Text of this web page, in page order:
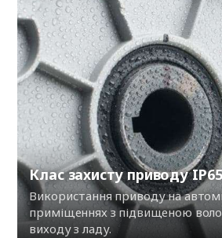
Клас захисту приводу IP65
Використання приводу на
приміщеннях з підвищеною
виходу з ладу.